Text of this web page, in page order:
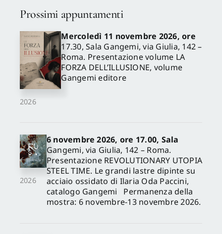
Prossimi appuntamenti
2026
Mercoledì 11 novembre 2026, ore
17.30, Sala Gangemi, via Giulia, 142 –
Roma. Presentazione volume LA
FORZA DELL’ILLUSIONE, volume
Gangemi editore
2026
6 novembre 2026, ore 17.00, Sala
Gangemi, via Giulia, 142 – Roma.
Presentazione REVOLUTIONARY UTOPIA
STEEL TIME. Le grandi lastre dipinte su
acciaio ossidato di Ilaria Oda Paccini,
catalogo Gangemi Permanenza della
mostra: 6 novembre-13 novembre 2026.